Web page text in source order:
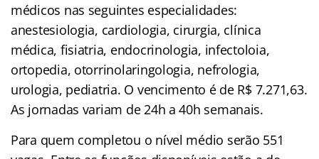
médicos nas seguintes especialidades:
anestesiologia, cardiologia, cirurgia, clínica
médica, fisiatria, endocrinologia, infectoloia,
ortopedia, otorrinolaringologia, nefrologia,
urologia, pediatria. O vencimento é de R$ 7.271,63.
As jornadas variam de 24h a 40h semanais.
Para quem completou o nível médio serão 551